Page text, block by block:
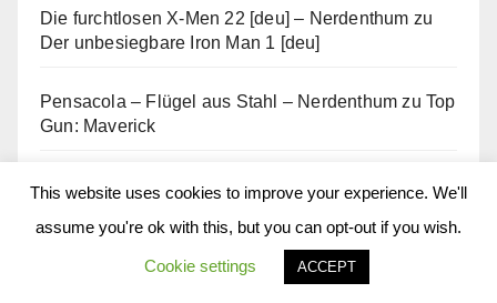
Die furchtlosen X-Men 22 [deu] – Nerdenthum zu
Der unbesiegbare Iron Man 1 [deu]
Pensacola – Flügel aus Stahl – Nerdenthum zuTop
Gun: Maverick
True Lies – Nerdenthum zu
This website uses cookies to improve your experience. We'll
assume you're ok with this, but you can opt-out if you wish.
Cookie settings ACCEPT